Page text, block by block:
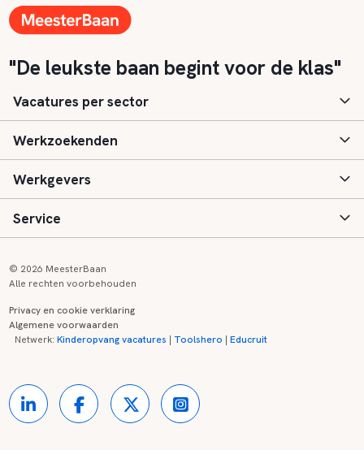
"De leukste baan begint voor de klas"
Vacatures per sector
Basisonderwijs
Speciaal (basis) onderwijs
Voortgezet onderwijs
Kinderopvang
Werkzoekenden
Aanmelden
Vacatures
Zij-instroom informatie
Onderwijsregio's
Werkgevers
Inloggen
Registreren
Contact
Service
Onderwijs links
Partners
© 2026 MeesterBaan
Alle rechten voorbehouden
Privacy en cookie verklaring
Algemene voorwaarden
Netwerk:Kinderopvang vacatures | Toolshero |Educruit